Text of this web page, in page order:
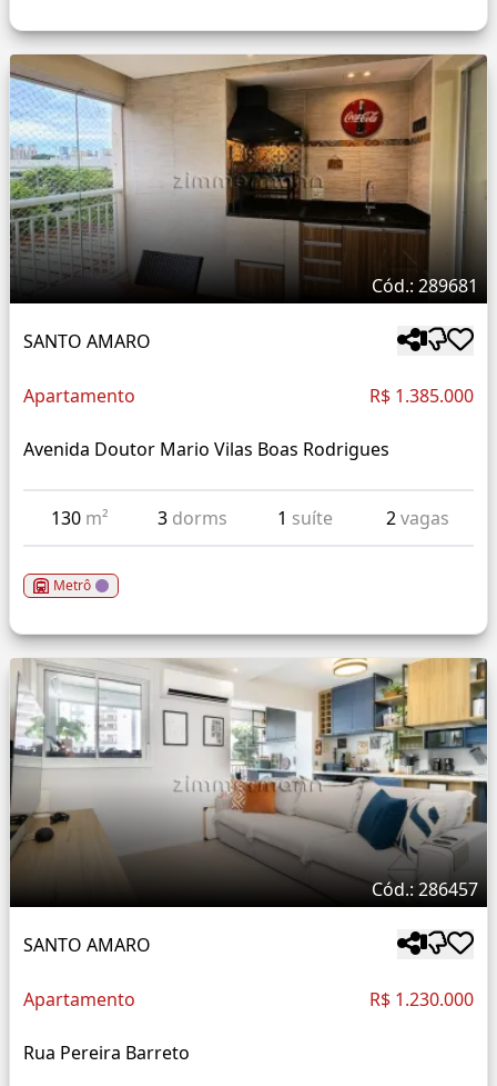
Cód.: 289681
SANTO AMARO
Apartamento R$ 1.385.000
Avenida Doutor Mario Vilas Boas Rodrigues
130 m² 3 dorms 1 suíte 2vagas
Metrô
Cód.: 286457
SANTO AMARO
Apartamento R$ 1.230.000
Rua Pereira Barreto